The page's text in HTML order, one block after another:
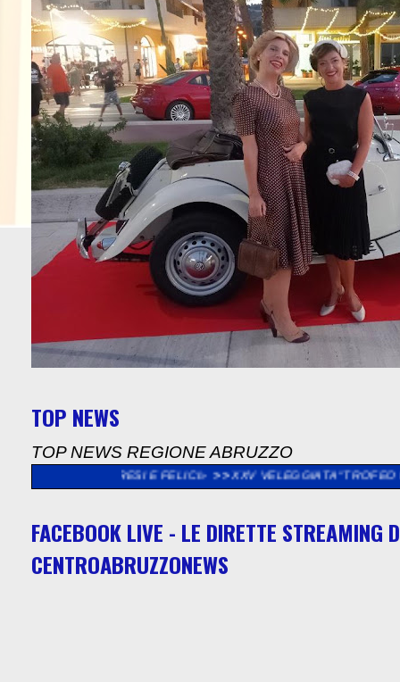
TOP NEWS
TOP NEWS REGIONE ABRUZZO
>> XXV VELEGGIATA “TROFEO MADONNA
FACEBOOK LIVE - LE DIRETTE STREAMING
CENTROABRUZZONEWS